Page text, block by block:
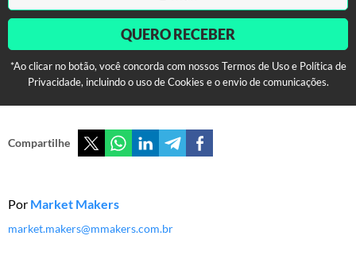
QUERO RECEBER
*Ao clicar no botão, você concorda com nossos Termos de Uso e Política de
Privacidade, incluindo o uso de Cookies e o envio de comunicações.
Compartilhe
Por Market Makers
market.makers@mmakers.com.br